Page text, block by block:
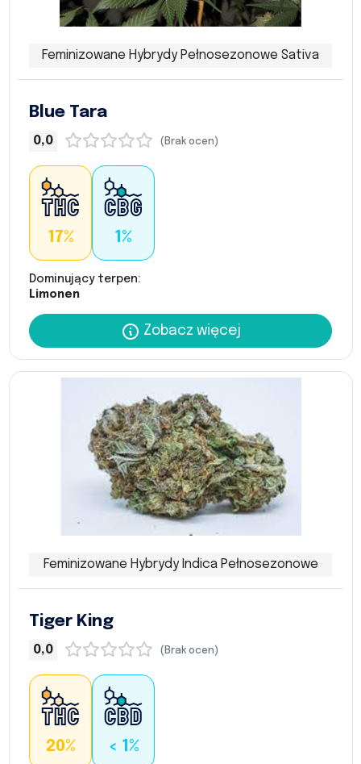
Feminizowane Hybrydy Pełnosezonowe Sativa
Blue Tara
0,0 (Brak ocen)
17% 1%
Dominujący terpen:
Limonen
Zobacz więcej
Feminizowane Hybrydy Indica Pełnosezonowe
Tiger King
0,0 (Brak ocen)
20% < 1%